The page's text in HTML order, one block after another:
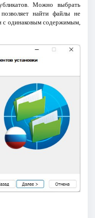
Можно выбрать
найти файлы не
с одинаковым содержимым,